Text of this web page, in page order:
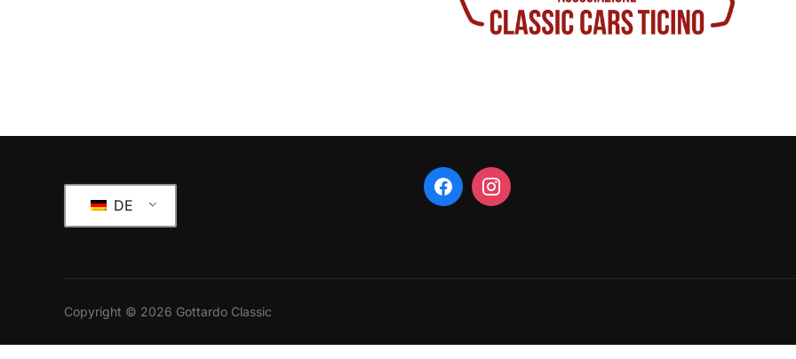
DE
Copyright © 2026 Gottardo Classic